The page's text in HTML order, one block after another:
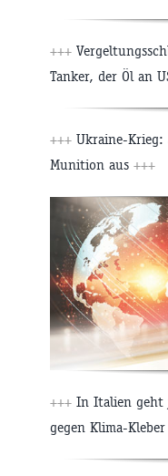
+++
Tanker, der Öl an
+++ Ukraine-Krieg:
Munition aus +++
+++ In Italien geht
gegen Klima-